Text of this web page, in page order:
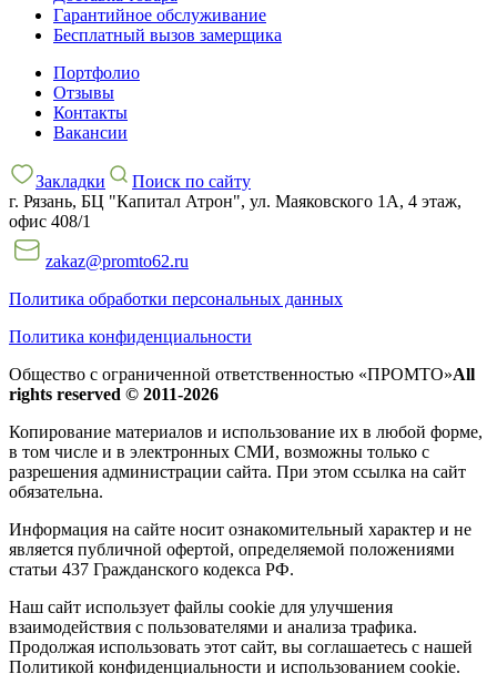
Гарантийное обслуживание
Бесплатный вызов замерщика
Портфолио
Отзывы
Контакты
Вакансии
Закладки
Поиск по сайту
г. Рязань, БЦ "Капитал Атрон", ул. Маяковского 1А, 4 этаж,
офис 408/1
zakaz@promto62.ru
Политика обработки персональных данных
Политика конфиденциальности
Общество с ограниченной ответственностью «ПРОМТО»All
rights reserved © 2011-2026
Копирование материалов и использование их в любой форме,
в том числе и в электронных СМИ, возможны только c
разрешения администрации сайта. При этом ссылка на сайт
обязательна.
Информация на сайте носит ознакомительный характер и не
является публичной офертой, определяемой положениями
статьи 437 Гражданского кодекса РФ.
Наш сайт использует файлы cookie для улучшения
взаимодействия с пользователями и анализа трафика.
Продолжая использовать этот сайт, вы соглашаетесь с нашей
Политикой конфиденциальности и использованием cookie.